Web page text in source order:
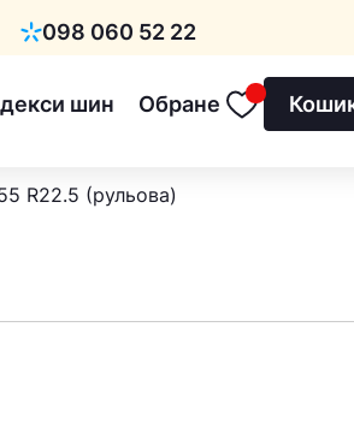
098 060 52 22
Київстар
шин Обране
Обране
R22.5 (рульова)